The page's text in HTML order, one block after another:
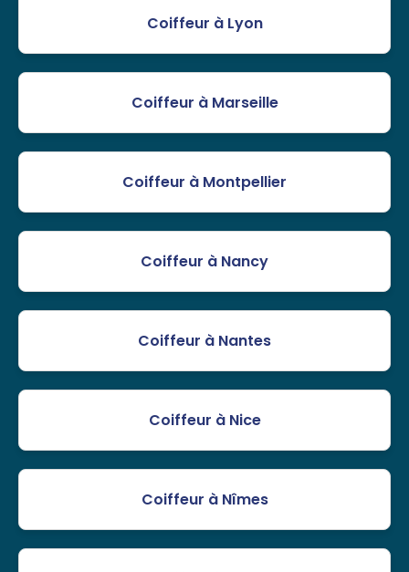
Coiffeur à Lyon
Coiffeur à Marseille
Coiffeur à Montpellier
Coiffeur à Nancy
Coiffeur à Nantes
Coiffeur à Nice
Coiffeur à Nîmes